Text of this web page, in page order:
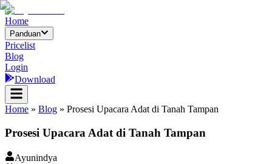
Home
Panduan
Pricelist
Blog
Login
Download
Home » Blog » Prosesi Upacara Adat di Tanah Tampan
Prosesi Upacara Adat di Tanah Tampan
Ayunindya